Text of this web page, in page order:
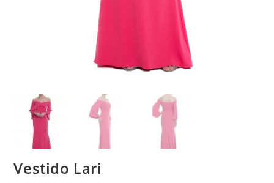
Vestido Lari